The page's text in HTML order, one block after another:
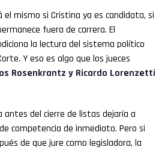
el mismo si Cristina ya es candidata, si
fuera de carrera. El
la lectura del sistema político
Y eso es algo que los jueces
Rosenkrantz y Ricardo Lorenzetti
antes del cierre de listas dejaría a
competencia de inmediato. Pero si
de que jure como legisladora, la